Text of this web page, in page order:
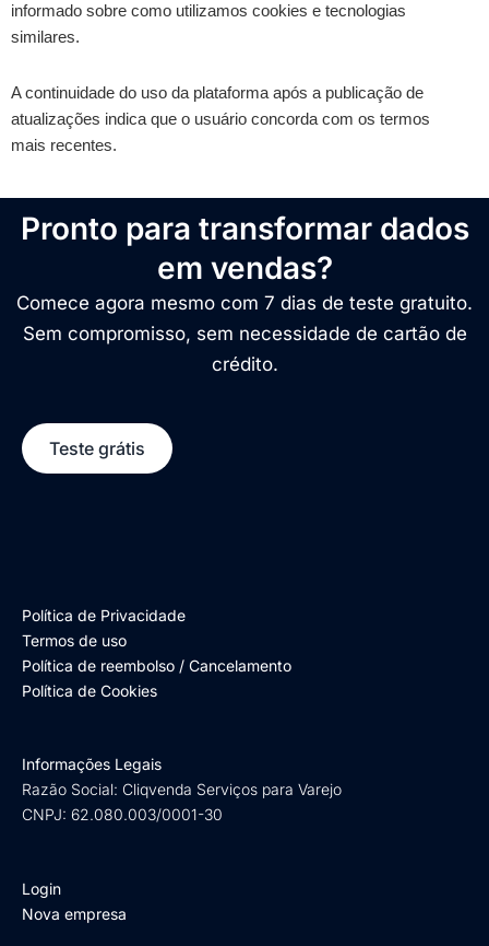
informado sobre como utilizamos cookies e tecnologias
similares.
A continuidade do uso da plataforma após a publicação de
atualizações indica que o usuário concorda com os termos
mais recentes.
Pronto para transformar dados
em vendas?
Comece agora mesmo com 7 dias de teste gratuito.
Sem compromisso, sem necessidade de cartão de
crédito.
Teste grátis
Política de Privacidade
Termos de uso
Política de reembolso / Cancelamento
Política de Cookies
Informações Legais
Razão Social: Cliqvenda Serviços para Varejo
CNPJ: 62.080.003/0001-30
Login
Nova empresa